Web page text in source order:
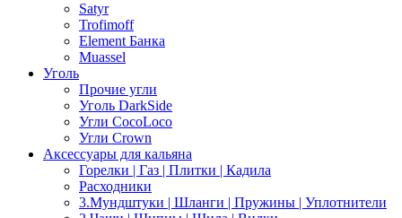
Satyr
Trofimoff
Element Банка
Muassel
Уголь
Прочие угли
Уголь DarkSide
Угли CocoLoco
Угли Crown
Аксессуары для кальяна
Горелки | Газ | Плитки | Кадила
Расходники
3.Мундштуки | Шланги | Пружины | Уплотнители